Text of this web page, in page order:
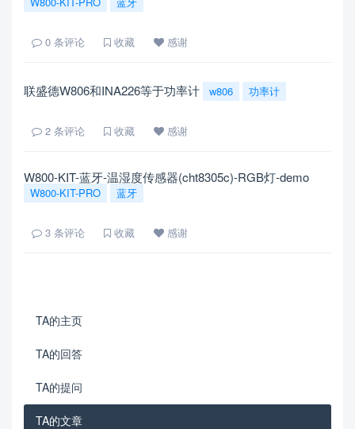
0 条评论 收藏 感谢
联盛德W806和INA226等于功率计 w806 功率计
2 条评论 收藏 感谢
W800-KIT-蓝牙-温湿度传感器(cht8305c)-RGB灯-demo
W800-KIT-PRO 蓝牙
3 条评论 收藏 感谢
TA的主页
TA的回答
TA的提问
TA的文章